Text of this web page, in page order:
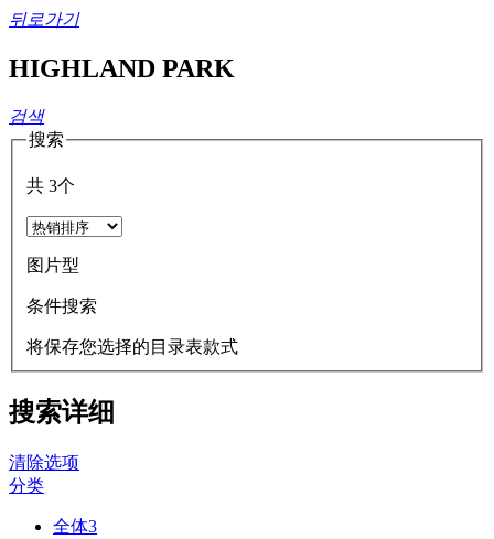
뒤로가기
HIGHLAND PARK
검색
搜索
共 3个
图片型
条件搜索
将保存您选择的目录表款式
搜索详细
清除选项
分类
全体3